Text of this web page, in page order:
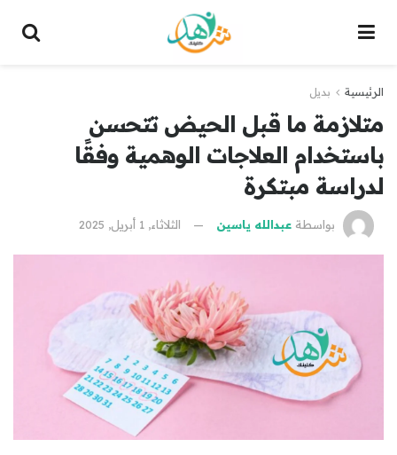
الرئيسية بديل
متلازمة ما قبل الحيض تتحسن
باستخدام العلاجات الوهمية وفقًا
لدراسة مبتكرة
بواسطة عبدالله ياسين الثلاثاء, 1 أبريل, 2025